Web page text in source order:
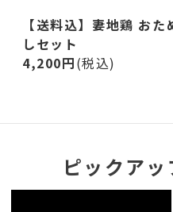
【送料込】妻地鶏 おた
しセット
4,200円(税込)
ピックア